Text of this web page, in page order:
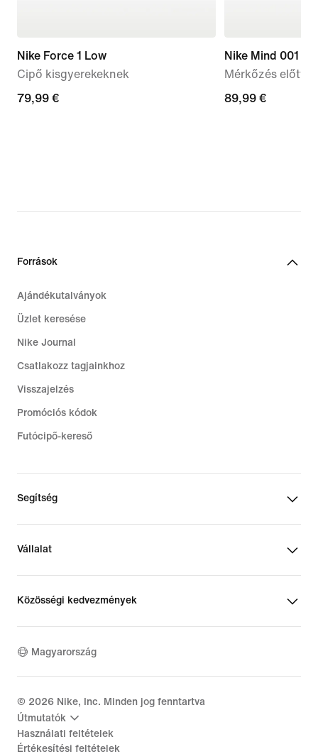
Nike Force 1 Low
Cipő kisgyerekeknek
79,99
79,99 €
Nike Mind 001
Mérkőzés előtti
89,99
89,99 €
Források
Ajándékutalványok
Üzlet keresése
Nike Journal
Csatlakozz tagjainkhoz
Visszajelzés
Promóciós kódok
Futócipő-kereső
Segítség
Vállalat
Közösségi kedvezmények
Magyarország
© 2026 Nike, Inc. Minden jog fenntartva
Útmutatók
Használati feltételek
Értékesítési feltételek